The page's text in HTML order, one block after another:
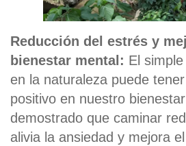
Reducción del estrés y
bienestar mental: El
en la naturaleza puede
positivo en nuestro
demostrado que caminar
alivia la ansiedad y mejora